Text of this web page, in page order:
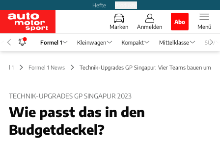
Hefte
Marken Anmelden
Abo
Menü
Formel 1 Kleinwagen Kompakt Mittelklasse SUV
1 Formel 1 News Technik-Upgrades GP Singapur: Vier Teams bauen um
TECHNIK-UPGRADES GP SINGAPUR 2023
Wie passt das in den
Budgetdeckel?